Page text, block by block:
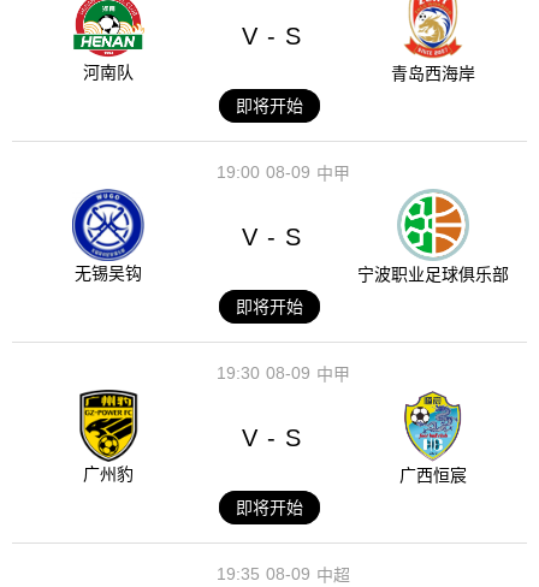
河南队
V - S
青岛西海岸
即将开始
08-09
19:00 中甲
无锡吴钩
V - S
宁波职业足球俱乐部
即将开始
08-09
19:30 中甲
广州豹
V - S
广西恒宸
即将开始
08-09
19:35 中超